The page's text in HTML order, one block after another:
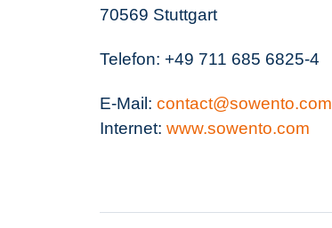
70569 Stuttgart
Telefon: +49 711 685 6825-4
E-Mail: contact@sowento.com
Internet: www.sowento.com